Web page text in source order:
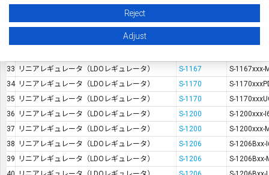
車載用リニアレギュレータ（LDOレギュレータ）
30 車載用リニアレギュレータ（LDOレギュレータ） S-1142C/DxxH S-
車載用リニアレギュレータ（LDOレギュレータ）
33
リニアレギュレータ（LDOレギュレータ） S-1167
S-1167xxx-
34 リニアレギュレータ（LDOレギュレータ） S-1170
S-
35
リニアレギュレータ（LDOレギュレータ） S-1170
S-
36
リニアレギュレータ（LDOレギュレータ） S-1200
S-1200xxx-
37
リニアレギュレータ（LDOレギュレータ） S-1200
S-1200xxx-
38
リニアレギュレータ（LDOレギュレータ） S-1206
S-1206Bxx-
39
リニアレギュレータ（LDOレギュレータ） S-1206
S-1206Bxx-
Reject
Adjust